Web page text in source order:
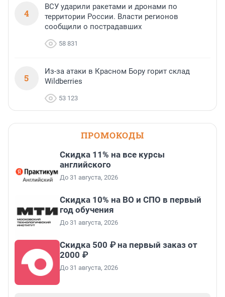
4
ВСУ ударили ракетами и дронами по
территории России. Власти регионов
сообщили о пострадавших
58 831
5
Из-за атаки в Красном Бору горит склад
Wildberries
53 123
ПРОМОКОДЫ
Скидка 11% на все курсы
английского
До 31 августа, 2026
Скидка 10% на ВО и СПО в первый
год обучения
До 31 августа, 2026
Скидка 500 ₽ на первый заказ от
2000 ₽
До 31 августа, 2026